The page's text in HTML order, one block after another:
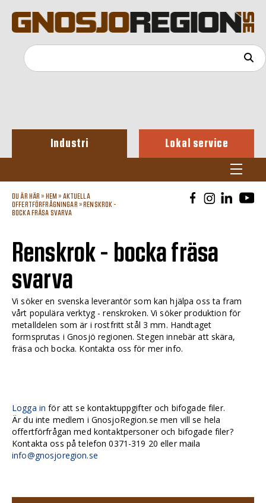
Industri Lokal service
DU ÄR HÄR » HEM » AKTUELLA
OFFERTFÖRFRÅGNINGAR » RENSKROK -
BOCKA FRÄSA SVARVA
Renskrok - bocka fräsa
svarva
Vi söker en svenska leverantör som kan hjälpa oss ta fram
vårt populära verktyg - renskroken. Vi söker produktion för
metalldelen som är i rostfritt stål 3 mm. Handtaget
formsprutas i Gnosjö regionen. Stegen innebär att skära,
fräsa och bocka. Kontakta oss för mer info.
Logga in för att se kontaktuppgifter och bifogade filer.
Är du inte medlem i GnosjoRegion.se men vill se hela
offertförfrågan med kontaktpersoner och bifogade filer?
Kontakta oss på telefon 0371-319 20 eller maila
info@gnosjoregion.se